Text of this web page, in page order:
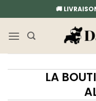
au
contenu
🚚
LA